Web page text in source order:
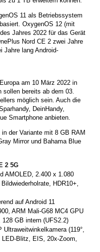
11 als Betriebssystem
OxygenOS 12 (mit
Jahres 2022 für das Gerät
Nord CE 2 zwei Jahre
Jahre lang Android-
am 10 März 2022 in
sollen bereits ab dem 03.
möglich sein. Auch die
DeinHandy,
Smartphone anbieten.
der Variante mit 8 GB RAM
Mirror und Bahama Blue
2 5G
AMOLED, 2.400 x 1.080
HDR10+,
auf Android 11
ARM Mali-G68 MC4 GPU
GB intern (UFS2.2)
(119°,
Blitz, EIS, 20x-Zoom,